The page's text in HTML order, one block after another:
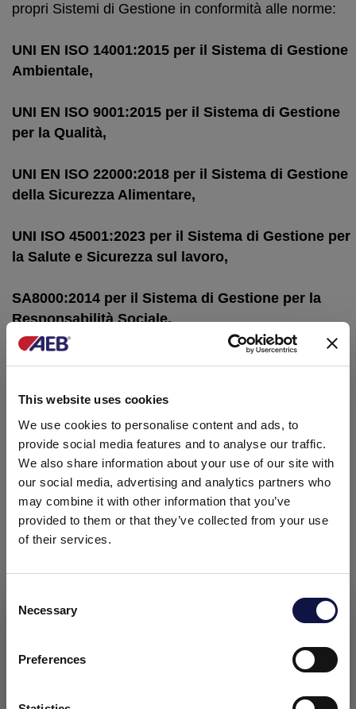
This website uses cookies
We use cookies to personalise content and ads, to
provide social media features and to analyse our traffic.
We also share information about your use of our site with
our social media, advertising and analytics partners who
may combine it with other information that you’ve
provided to them or that they’ve collected from your use
of their services.
Selection
Necessary
Preferences
Il presente Sito è diretto a un pubblico Business.
sito sono destinati esclusivamente a clienti professionali,
imprese e professionisti (aziende).
propri Sistemi di Gestione in conformità alle norme:
UNI EN ISO 14001:2015 per il Sistema di Gestione
Ambientale,
UNI EN ISO 9001:2015 per il Sistema di Gestione
per la Qualità,
UNI EN ISO 22000:2018 per il Sistema di Gestione
della Sicurezza Alimentare,
UNI ISO 45001:2023 per il Sistema di Gestione per
la Salute e Sicurezza sul lavoro,
SA8000:2014 per il Sistema di Gestione per la
Responsabilità Sociale.
LA GAMMA ENOLOGIA